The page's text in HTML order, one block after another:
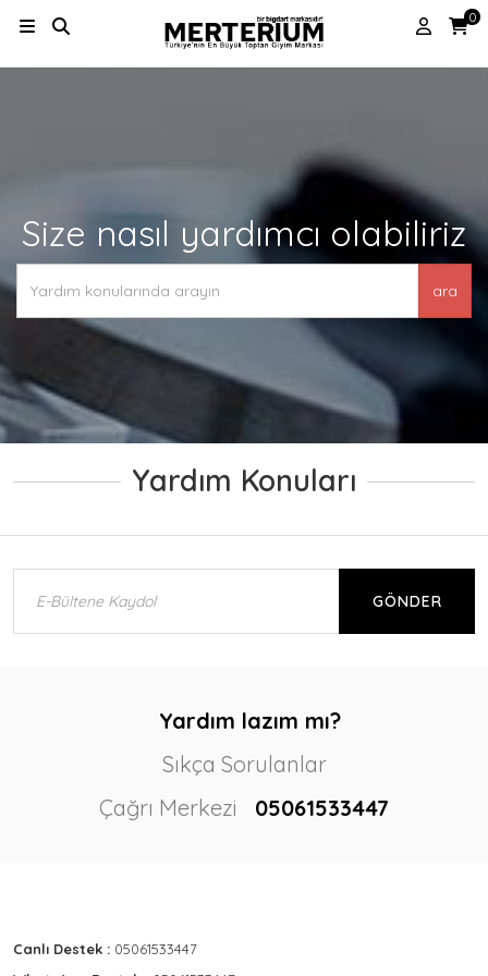
0
Size nasıl yardımcı olabiliriz
ara
Yardım Konuları
GÖNDER
Yardım lazım mı?
Sıkça Sorulanlar
Çağrı Merkezi
05061533447
Canlı Destek : 05061533447